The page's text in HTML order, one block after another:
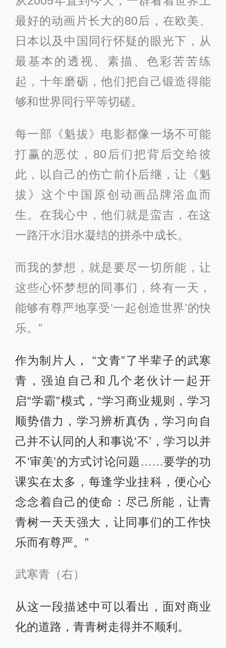
最好的动画片长大的80后，在欧美、
日本以及中国同行怀疑的眼光下，从
最基本的透视、素描、色彩苦苦练
起，十年磨砺，他们把自己锻造得能
够和世界同行平等切磋。
每一部《魁拔》电影都像一场不可能
打赢的恶仗，80后们把背后交给彼
此，以自己的伤亡前仆后继，让《魁
拔》这个中国原创动画品牌浴血而
生。在我心中，他们就是蛮吉，在这
一路汗水泪水凝结的拼杀中成长。
而我的梦想，就是要尽一切所能，让
这些心怀梦想的同事们，终有一天，
能够有尊严地享受‘一起创造世界’的快
乐。”
作为制片人， “文青”了半辈子的武寒
青，强迫自己和几个老伙计一起开
启“学霸”模式，“学习商业规则，学习
顺势借力，学习辨析真伪，学习向自
己并不认同的人和事说‘不’，学习以并
不‘审美’的方式讨论问题……要学的功
课实在太多，每逢学业挂科，便心心
念念着自己的使命：尽己所能，让青
青树一天天强大，让同事们的工作快
乐而有尊严。”
武寒青（右）
从这一段描述中可以看出，面对商业
化的道路，青青树走得并不顺利。